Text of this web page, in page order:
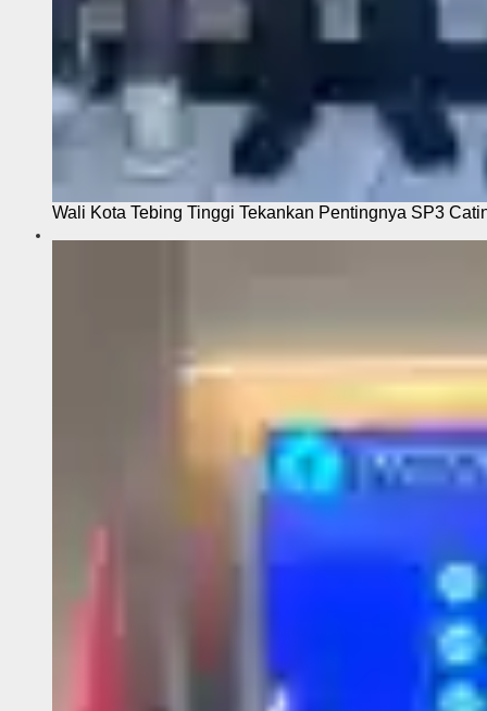
Wali Kota Tebing Tinggi Tekankan Pentingnya SP3